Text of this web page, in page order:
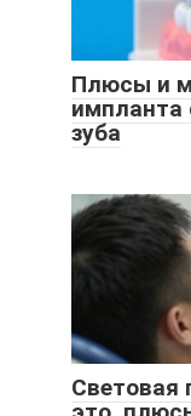
Плюсы и
импланта
зуба
Световая